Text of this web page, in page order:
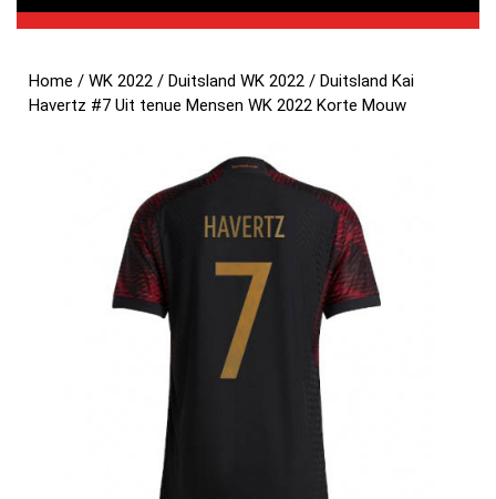
Home /WK 2022 /Duitsland WK 2022 / Duitsland Kai
Havertz #7 Uit tenue Mensen WK 2022 Korte Mouw